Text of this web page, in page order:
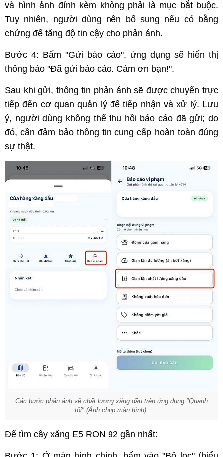
và hình ảnh đính kèm không phải là mục bắt buộc.
Tuy nhiên, người dùng nên bổ sung nếu có bằng
chứng để tăng độ tin cậy cho phản ánh.
Bước 4: Bấm "Gửi báo cáo", ứng dụng sẽ hiển thị
thông báo "Đã gửi báo cáo. Cảm ơn bạn!".
Sau khi gửi, thông tin phản ánh sẽ được chuyển trực
tiếp đến cơ quan quản lý để tiếp nhận và xử lý. Lưu
ý, người dùng không thể thu hồi báo cáo đã gửi; do
đó, cần đảm bảo thông tin cung cấp hoàn toàn đúng
sự thật.
Các bước phản ánh về chất lượng xăng dầu trên ứng dụng "Quanh
tôi" (Ảnh chụp màn hình).
Để tìm cây xăng E5 RON 92 gần nhất: